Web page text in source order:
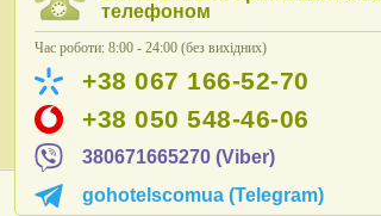
телефоном
Час роботи: 8:00 - 24:00 (без вихідних)
+38 067 166-52-70
+38 050 548-46-06
380671665270 (Viber)
gohotelscomua (Telegram)